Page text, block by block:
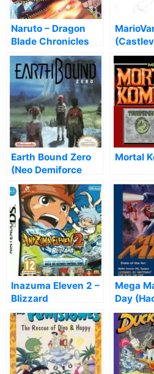
Naruto – Dragon
Blade Chronicles
Hack)
Earth Bound Zero
(Neo Demiforce
V1.01 Hack-2)
Mortal
Inazuma Eleven 2 –
Blizzard
Mega
Day